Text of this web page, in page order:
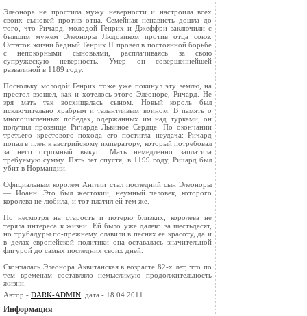
Элеонора не простила мужу неверности и настроила всех
своих сыновей против отца. Семейная ненависть дошла до
того, что Ричард, молодой Генрих и Джеффри заключили с
бывшим мужем Элеоноры Людовиком против отца союз.
Остаток жизни бедный Генрих II провел в постоянной борьбе
с непокорными сыновьями, расплачиваясь за свою
супружескую неверность. Умер он совершеннейшей
развалиной в 1189 году.
Поскольку молодой Генрих тоже уже покинул эту землю, на
престол взошел, как и хотелось этого Элеоноре, Ричард. Не
зря мать так восхищалась сыном. Новый король был
исключительно храбрым и талантливым воином. В память о
многочисленных победах, одержанных им над турками, он
получил прозвище Ричарда Львиное Сердце. По окончании
третьего крестового похода его постигла неудача: Ричард
попал в плен к австрийскому императору, который потребовал
за него огромный выкуп. Мать немедленно заплатила
требуемую сумму. Пять лет спустя, в 1199 году, Ричард был
убит в Нормандии.
Официальным королем Англии стал последний сын Элеоноры
— Иоанн. Это был жестокий, неумный человек, которого
королева не любила, и тот платил ей тем же.
Но несмотря на старость и потерю близких, королева не
теряла интереса к жизни. Ей было уже далеко за шестьдесят,
но трубадуры по-прежнему славили в песнях ее красоту, да и
в делах европейской политики она оставалась значительной
фигурой до самых последних своих дней.
Скончалась Элеонора Аквитанская в возрасте 82-х лет, что по
тем временам составляло немыслимую продолжительность
жизни.
Автор - DARK-ADMIN , дата - 18.04.2011
Информация